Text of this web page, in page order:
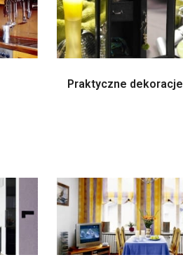
Praktyczne dekoracje